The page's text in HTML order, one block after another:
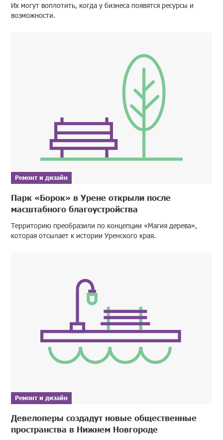
Их могут воплотить, когда у бизнеса появятся ресурсы и
возможности.
Ремонт и дизайн
Парк «Борок» в Урене открыли после
масштабного благоустройства
Территорию преобразили по концепции «Магия дерева»,
которая отсылает к истории Уренского края.
Ремонт и дизайн
Девелоперы создадут новые общественные
пространства в Нижнем Новгороде